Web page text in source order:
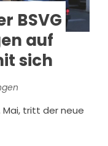
BSVG
auf
sich
Mai, tritt der neue